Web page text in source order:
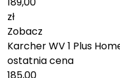
zł
Zobacz
Karcher WV 1 Plus
ostatnia cena